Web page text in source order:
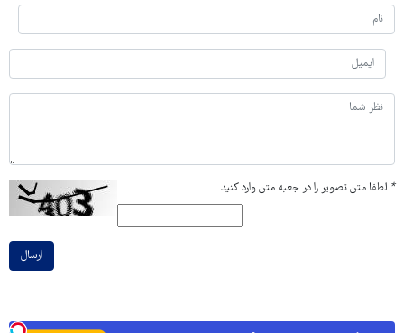
* لطفا متن تصویر را در جعبه متن وارد کنید
ارسال